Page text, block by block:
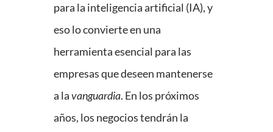
para la inteligencia artificial (IA), y
eso lo convierte en una
herramienta esencial para las
empresas que deseen mantenerse
a lavanguardia. En los próximos
años, los negocios tendrán la